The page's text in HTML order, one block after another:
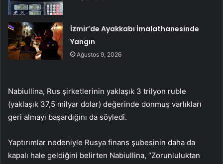
İzmir’de Ayakkabı İmalathanesinde
Yangın
Ağustos 9, 2026
Nabiullina, Rus şirketlerinin yaklaşık 3 trilyon ruble
(yaklaşık 37,5 milyar dolar) değerinde donmuş varlıkları
geri almayı başardığını da söyledi.
Yaptırımlar nedeniyle Rusya finans şubesinin daha da
kapalı hale geldiğini belirten Nabiullina, “Zorunluluktan